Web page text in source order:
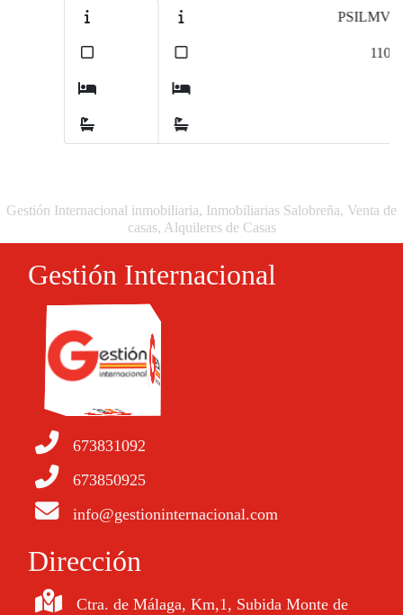
Gestión Internacional inmobiliaria, Inmobiliarias Salobreña, Venta de
casas, Alquileres de Casas
Gestión Internacional
673831092
673850925
info@gestioninternacional.com
Dirección
Ctra. de Málaga, Km,1, Subida Monte de